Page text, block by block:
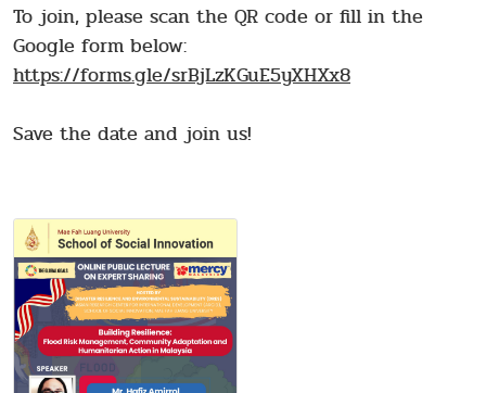
To join, please scan the QR code or fill in the
Google form below:
https://forms.gle/srBjLzKGuE5yXHXx8
Save the date and join us!